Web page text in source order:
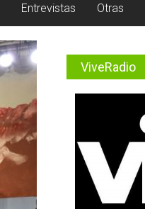
Entrevistas Otras
ViveRadio